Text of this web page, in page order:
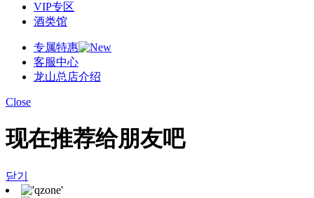
VIP专区
酒类馆
专属特惠
客服中心
龙山总店介绍
Close
现在推荐给朋友吧
닫기